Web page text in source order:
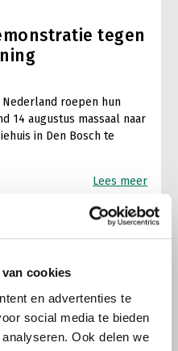
cookies
en advertenties te
social media te bieden
Ook delen we
tegen
Nederland roepen hun
14 augustus massaal naar
in Den Bosch te
Lees meer